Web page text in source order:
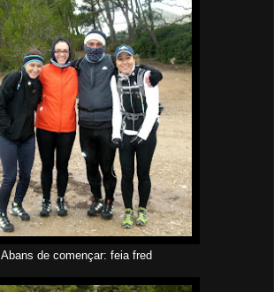
Abans de començar: feia fred